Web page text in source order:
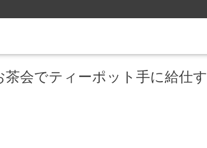
会でティーポット手に給仕す